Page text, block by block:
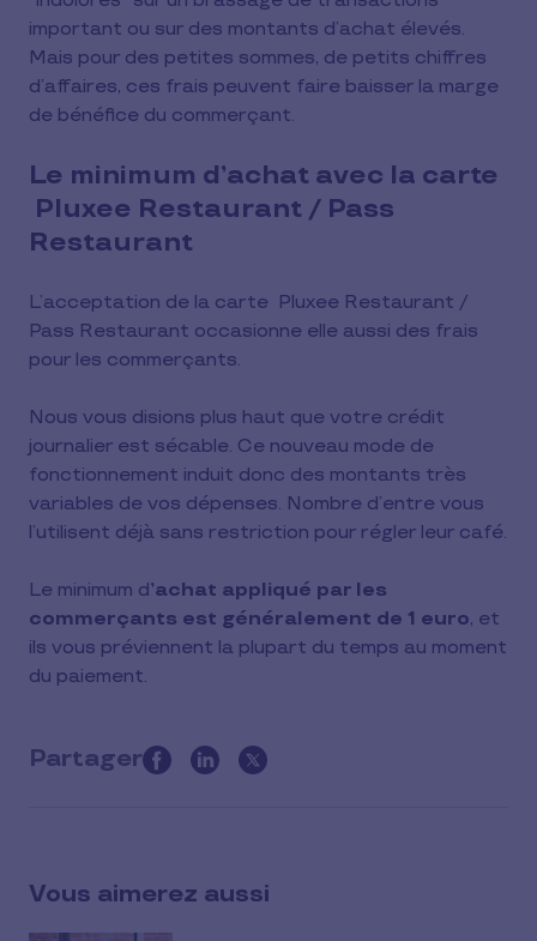
important ou sur des montants d’achat élevés.
Mais pour des petites sommes, de petits chiffres
d’affaires, ces frais peuvent faire baisser la marge
de bénéfice du commerçant.
Le minimum d’achat avec la carte
Pluxee Restaurant / Pass
Restaurant
L’acceptation de la carte Pluxee Restaurant /
Pass Restaurant occasionne elle aussi des frais
pour les commerçants.
Nous vous disions plus haut que votre crédit
journalier est sécable. Ce nouveau mode de
fonctionnement induit donc des montants très
variables de vos dépenses. Nombre d’entre vous
l’utilisent déjà sans restriction pour régler leur café.
Le minimum d’achat appliqué par les
commerçants est généralement de 1 euro, et
ils vous préviennent la plupart du temps au moment
du paiement.
Partager
this
media
Vous aimerez aussi